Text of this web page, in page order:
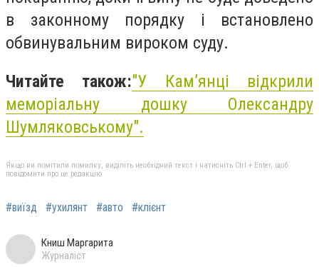
в законному порядку і встановлено
обвинувальним вироком суду.
Читайте також:"У Кам’янці відкрили
меморіальну дошку Олександру
Шумляковському".
Якщо ви помітили помилку, виділіть необхідний текст і натисніть Ctrl + Enter, щоб
повідомити про це редакцію
#виїзд #ухилянт #авто #клієнт
Книш Маргарита
Журналіст